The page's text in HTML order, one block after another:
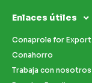
Enlaces útiles
Conaprole for Export
Conahorro
Trabaja con nosotros